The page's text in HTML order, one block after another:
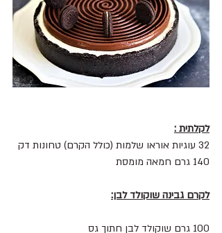
לקלתית :
32 עוגיות אוראו שלמות (כולל הקרם) טחונות דק
140 גרם חמאה מומסת
לקרם גבינה שוקולד לבן:
100 גרם שוקולד לבן חתוך גס